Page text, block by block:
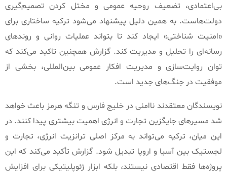
بی‌اعتمادی، تضعیف روحیه عمومی و مختل کردن تصمیم‌گیری
دولت‌هاست. به همین دلیل پیشنهاد می‌شود ترکیه ساختاری برای
«امنیت شناختی» ایجاد کند تا بتواند عملیات روانی و روندهای
رسانه‌ای را تحلیل و مدیریت کند.گزارش همچنین تاکید می‌کند که
توان روایت‌سازی و مدیریت افکار عمومی بین‌المللی، بخشی از
موفقیت در جنگ‌های جدید است.
نویسندگان معتقدند ناامنی در خلیج فارس و تنگه هرمز باعث خواهد
شد مسیرهای جایگزین تجارت و انرژی اهمیت بیشتری پیدا کنند. در
این میان، ترکیه می‌تواند به مرکز اصلی ترانزیت انرژی، تجارت و
لجستیک بین آسیا و اروپا تبدیل شود. گزارش تأکید می‌کند که این
پروژه‌ها فقط اقتصادی نیستند، بلکه ابزار ژئوپلیتیکی برای افزایش